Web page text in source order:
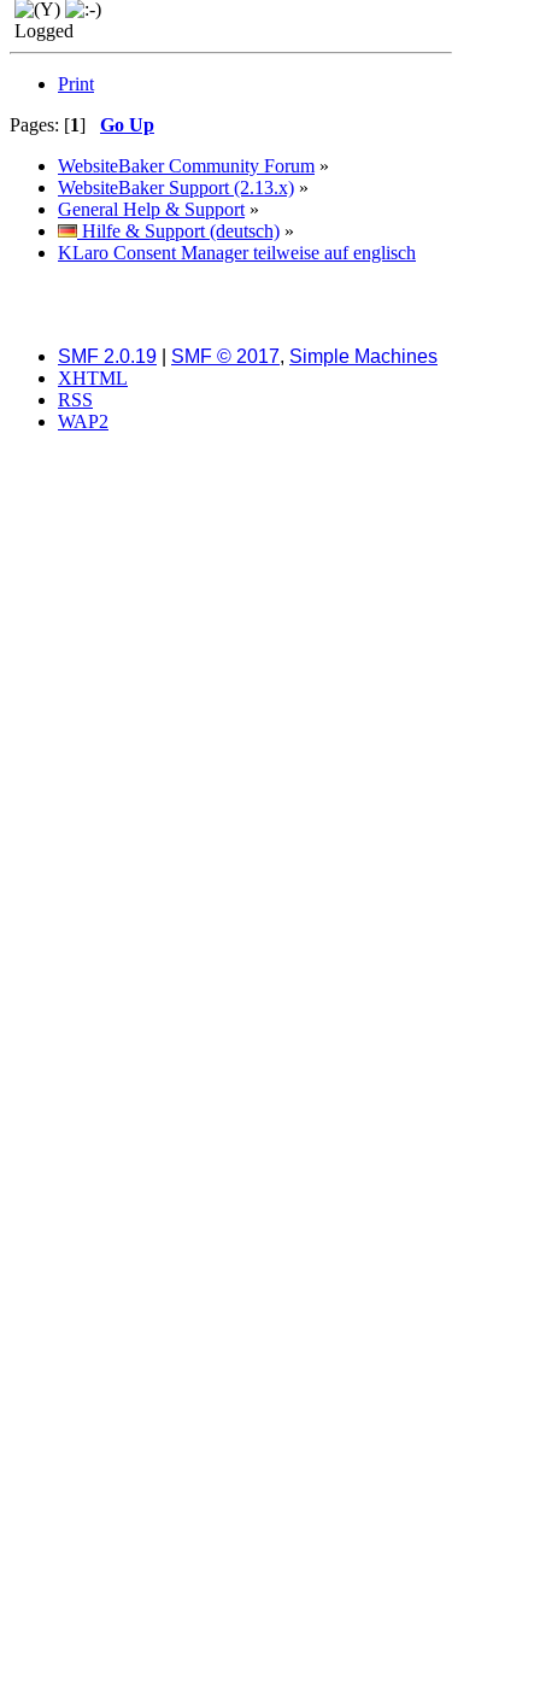
Logged
Print
Pages: [1] Go Up
WebsiteBaker Community Forum »
WebsiteBaker Support (2.13.x) »
General Help & Support »
Hilfe & Support (deutsch) »
KLaro Consent Manager teilweise auf englisch
SMF 2.0.19 SMF © 2017, Simple Machines
XHTML
RSS
WAP2